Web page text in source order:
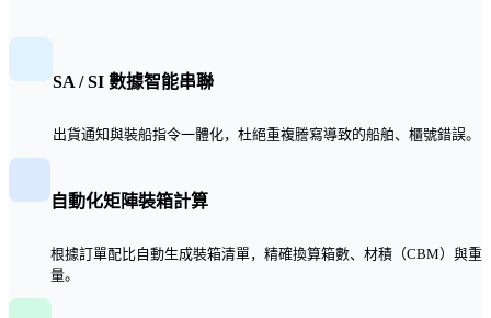
SA / SI 數據智能串聯
出貨通知與裝船指令一體化，杜絕重複謄寫導致的船舶、櫃號錯誤。
自動化矩陣裝箱計算
根據訂單配比自動生成裝箱清單，精確換算箱數、材積（CBM）與重
量。